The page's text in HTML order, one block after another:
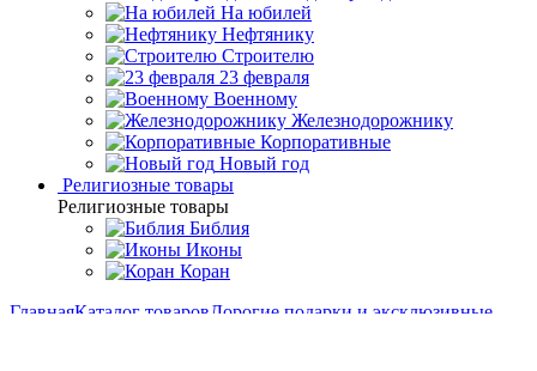
На юбилей
Нефтянику
Строителю
23 февраля
Военному
Железнодорожнику
Корпоративные
Новый год
Религиозные товары
Религиозные товары
Библия
Иконы
Коран
ГлавнаяКаталог товаровДорогие подарки и эксклюзивные